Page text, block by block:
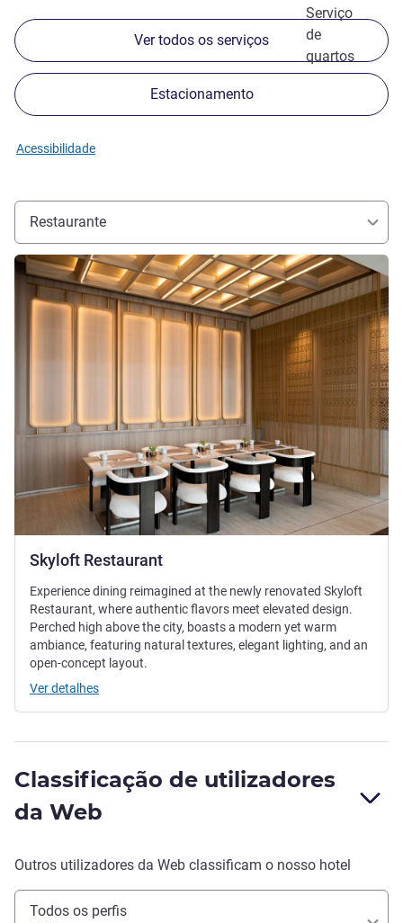
Serviço
de
quartos
Ver todos os serviços
Estacionamento
Acessibilidade
Restaurante
Skyloft Restaurant
Ver detalhes
Experience dining reimagined at the newly renovated Skyloft
Restaurant, where authentic flavors meet elevated design.
Perched high above the city, boasts a modern yet warm
ambiance, featuring natural textures, elegant lighting, and an
open-concept layout.
Ver detalhes
Classificação de utilizadores
da Web
Outros utilizadores da Web classificam o nosso hotel
Todos os perfis